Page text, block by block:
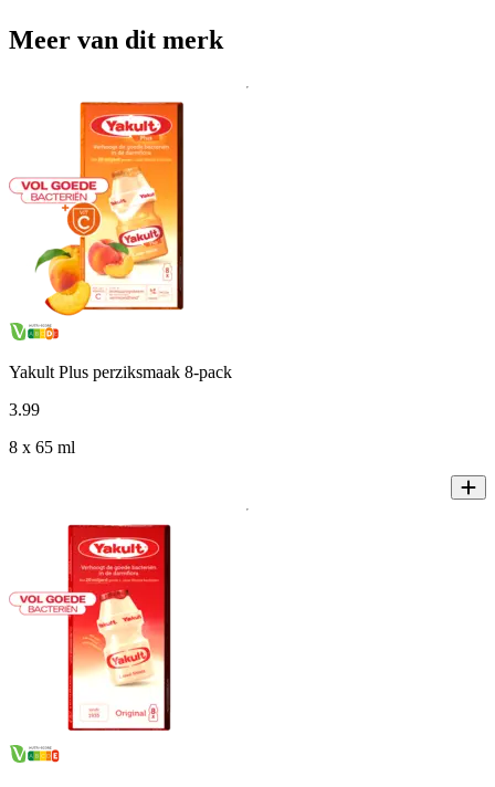
Meer van dit merk
Yakult Plus perziksmaak 8-pack
3.99
8 x 65 ml